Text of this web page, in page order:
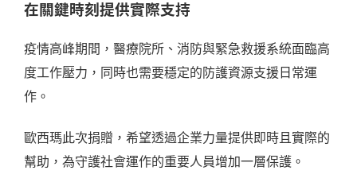
在關鍵時刻提供實際支持
疫情高峰期間，醫療院所、消防與緊急救援系統面臨高
度工作壓力，同時也需要穩定的防護資源支援日常運
作。
歐西瑪此次捐贈，希望透過企業力量提供即時且實際的
幫助，為守護社會運作的重要人員增加一層保護。